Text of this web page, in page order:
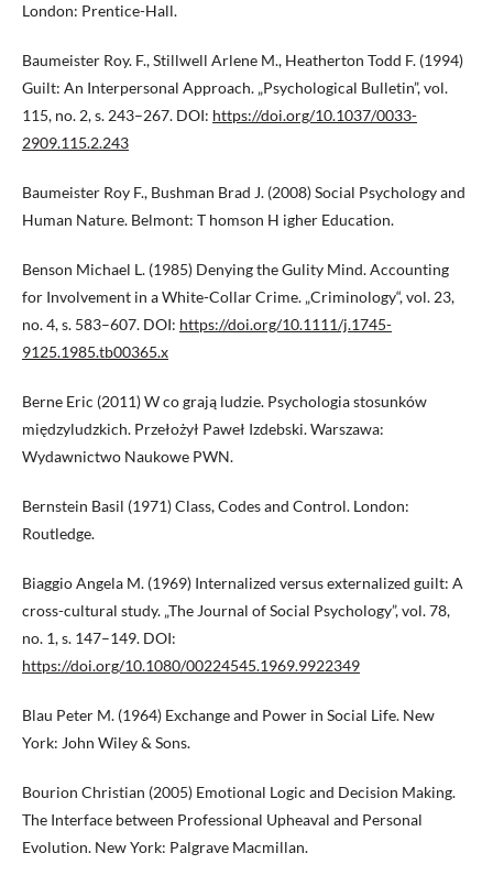
London: Prentice-Hall.
Baumeister Roy. F., Stillwell Arlene M., Heatherton Todd F. (1994)
Guilt: An Interpersonal Approach. „Psychological Bulletin”, vol.
115, no. 2, s. 243–267. DOI: https://doi.org/10.1037/0033-
2909.115.2.243
Baumeister Roy F., Bushman Brad J. (2008) Social Psychology and
Human Nature. Belmont: T homson H igher Education.
Benson Michael L. (1985) Denying the Gulity Mind. Accounting
for Involvement in a White-Collar Crime. „Criminology“, vol. 23,
no. 4, s. 583–607. DOI: https://doi.org/10.1111/j.1745-
9125.1985.tb00365.x
Berne Eric (2011) W co grają ludzie. Psychologia stosunków
międzyludzkich. Przełożył Paweł Izdebski. Warszawa:
Wydawnictwo Naukowe PWN.
Bernstein Basil (1971) Class, Codes and Control. London:
Routledge.
Biaggio Angela M. (1969) Internalized versus externalized guilt: A
cross-cultural study. „The Journal of Social Psychology”, vol. 78,
no. 1, s. 147–149. DOI:
https://doi.org/10.1080/00224545.1969.9922349
Blau Peter M. (1964) Exchange and Power in Social Life. New
York: John Wiley & Sons.
Bourion Christian (2005) Emotional Logic and Decision Making.
The Interface between Professional Upheaval and Personal
Evolution. New York: Palgrave Macmillan.